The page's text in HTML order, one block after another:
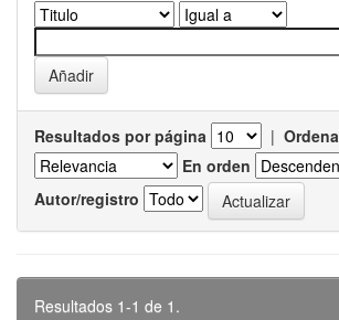
Resultados por página |
En orden
Autor/registro
Resultados 1-1 de 1.